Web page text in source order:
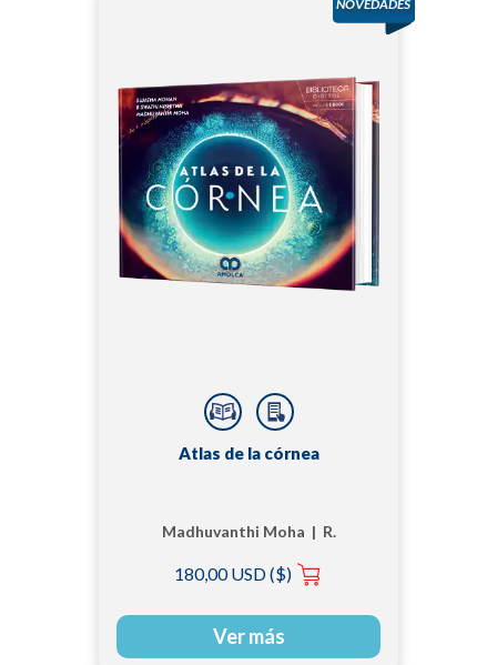
Atlas de la córnea
Madhuvanthi Moha | R.
Sujatha Mohan
180,00 USD ($)
Ver más